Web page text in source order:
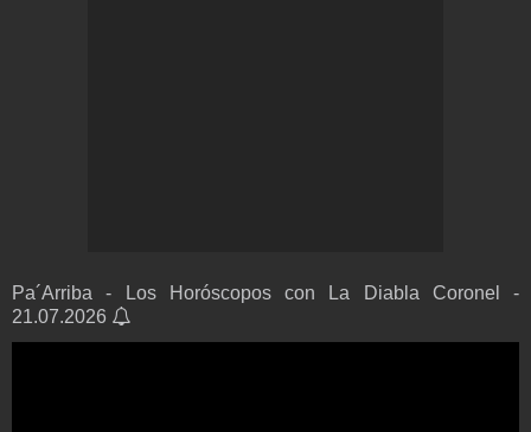
Pa´Arriba - Los Horóscopos con La Diabla Coronel -
21.07.2026